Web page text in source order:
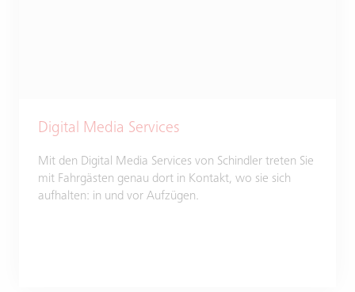
Digital Media Services
Mit den Digital Media Services von Schindler treten Sie
mit Fahrgästen genau dort in Kontakt, wo sie sich
aufhalten: in und vor Aufzügen.